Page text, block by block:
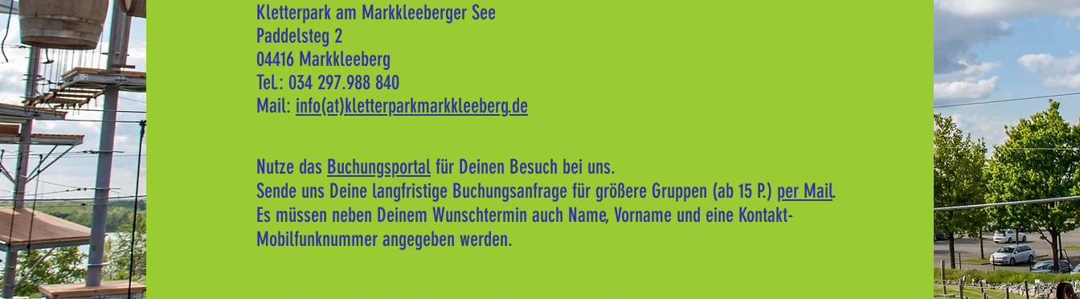
Kletterpark am Markkleeberger See
Paddelsteg 2
04416 Markkleeberg
Tel.: 034 297.988 840
Mail: info(at)kletterparkmarkkleeberg.de
Nutze das Buchungsportal für Deinen Besuch bei uns.
Sende uns Deine langfristige Buchungsanfrage für größere Gruppen (ab 15 P.) per Mail.
Es müssen neben Deinem Wunschtermin auch Name, Vorname und eine Kontakt-
Mobilfunknummer angegeben werden.